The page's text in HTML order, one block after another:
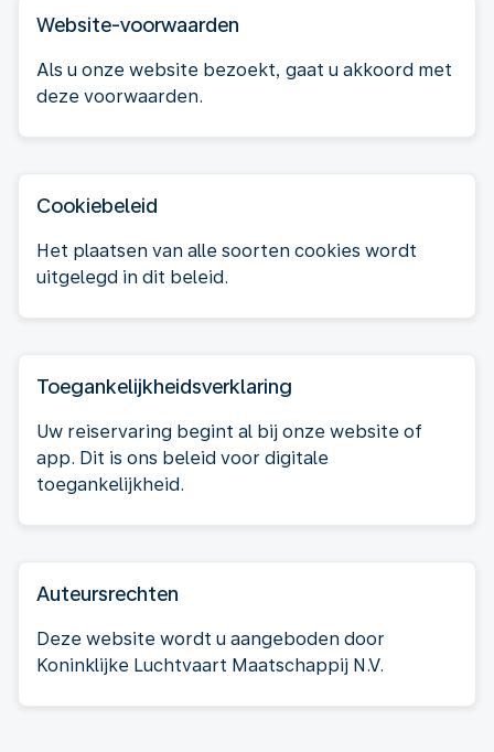
Website-voorwaarden
Als u onze website bezoekt, gaat u akkoord met
deze voorwaarden.
Cookiebeleid
Het plaatsen van alle soorten cookies wordt
uitgelegd in dit beleid.
Toegankelijkheidsverklaring
Uw reiservaring begint al bij onze website of
app. Dit is ons beleid voor digitale
toegankelijkheid.
Auteursrechten
Deze website wordt u aangeboden door
Koninklijke Luchtvaart Maatschappij N.V.